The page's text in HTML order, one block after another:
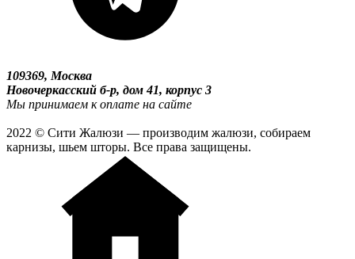
109369, Москва
Новочеркасский б-р, дом 41, корпус 3
Мы принимаем к оплате на сайте
2022 © Сити Жалюзи — производим жалюзи, собираем
карнизы, шьем шторы. Все права защищены.